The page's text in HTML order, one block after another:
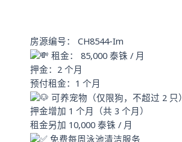
p
p
房源编号： CH8544-Im
租金： 85,000 泰铢 / 月
押金：2 个月
预付租金：1 个月
可养宠物（仅限狗，不超过 2 只）
押金增加 1 个月（共 3 个月）
租金另加 10,000 泰铢 / 月